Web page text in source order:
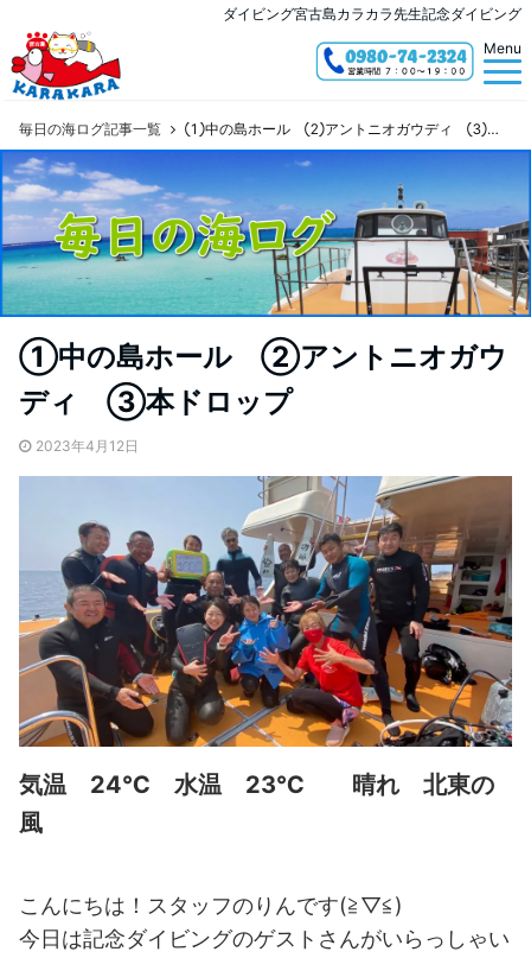
ダイビング宮古島カラカラ先生記念ダイビング
Menu
毎日の海ログ記事一覧 ①中の島ホール ②アントニオガウディ ③本ドロップ
①中の島ホール ②アントニオガウ
ディ ③本ドロップ
2023年4月12日
気温 24℃ 水温 23℃ 晴れ 北東の
風
こんにちは！スタッフのりんです(≧▽≦)
今日は記念ダイビングのゲストさんがいらっしゃい